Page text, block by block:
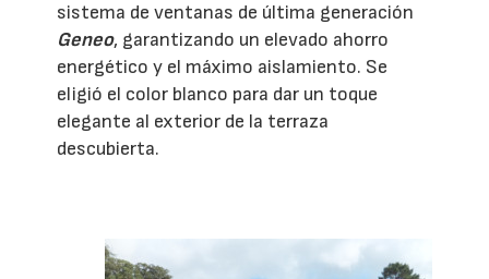
sistema de ventanas de última generación
Geneo, garantizando un elevado ahorro
energético y el máximo aislamiento. Se
eligió el color blanco para dar un toque
elegante al exterior de la terraza
descubierta.